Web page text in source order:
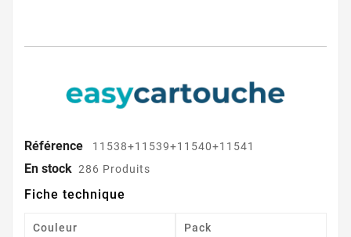
Référence 11538+11539+11540+11541
En stock 286 Produits
Fiche technique
Couleur Pack